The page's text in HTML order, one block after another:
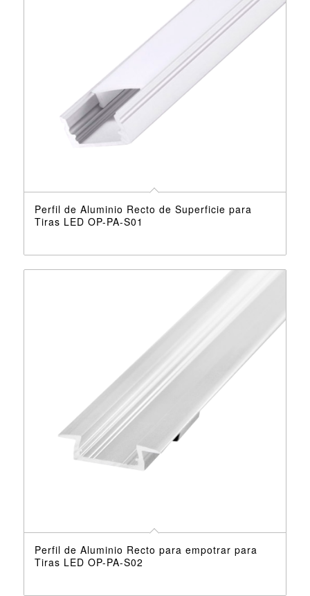
Perfil de Aluminio Recto de Superficie para
Tiras LED OP-PA-S01
Perfil de Aluminio Recto para empotrar para
Tiras LED OP-PA-S02